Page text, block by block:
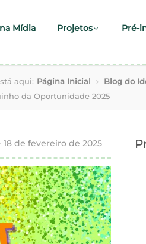
Mídia Projetos Pré-
aqui: Página Inicial
Blog do
da Oportunidade 2025
18 de fevereiro de 2025